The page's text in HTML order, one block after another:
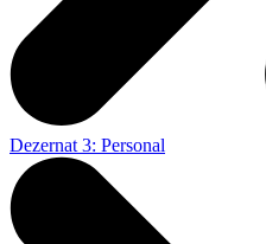
Dezernat 3: Personal